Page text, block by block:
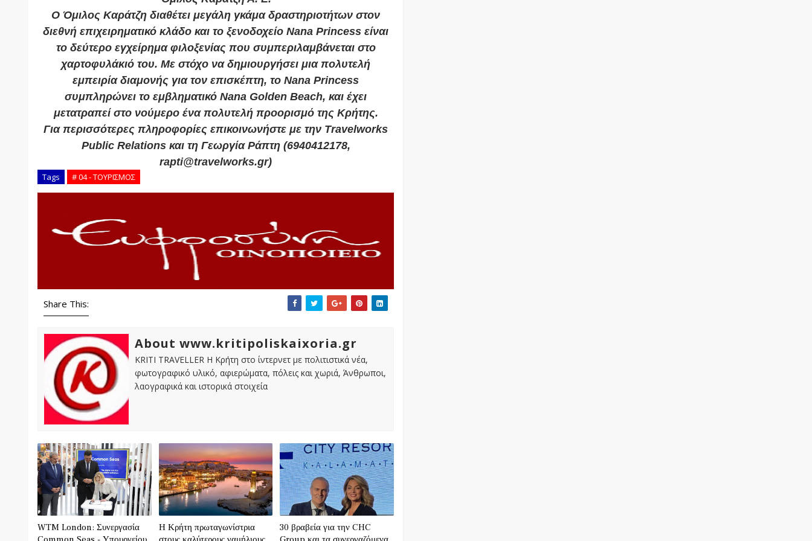
Ο Όμιλος Καράτζη διαθέτει μεγάλη γκάμα δραστηριοτήτων στον
διεθνή επιχειρηματικό κλάδο και το ξενοδοχείο Nana Princess είναι
το δεύτερο εγχείρημα φιλοξενίας που συμπεριλαμβάνεται στο
χαρτοφυλάκιό του. Με στόχο να δημιουργήσει μια πολυτελή
εμπειρία διαμονής για τον επισκέπτη, το Nana Princess
συμπληρώνει το εμβληματικό Nana Golden Beach, και έχει
μετατραπεί στο νούμερο ένα πολυτελή προορισμό της Κρήτης.
Για περισσότερες πληροφορίες επικοινωνήστε με την Travelworks
Public Relations και τη Γεωργία Ράπτη (6940412178,
rapti@travelworks.gr)
Tags # 04 - ΤΟΥΡΙΣΜΟΣ
Share This:
About www.kritipoliskaixoria.gr
KRITI TRAVELLER Η Κρήτη στο ίντερνετ με πολιτιστικά νέα,
φωτογραφικό υλικό, αφιερώματα, πόλεις και χωριά, Άνθρωποι,
λαογραφικά και ιστορικά στοιχεία
WTM London: Συνεργασία
Η Κρήτη πρωταγωνίστρια
30 βραβεία για την CHC